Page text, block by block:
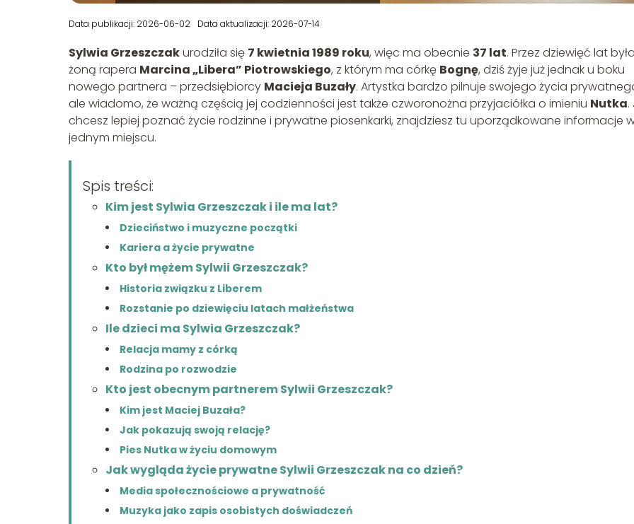
Data publikacji: 2026-06-02 Data aktualizacji: 2026-07-14
Sylwia Grzeszczakurodziła się 7 kwietnia 1989 roku, więc ma obecnie 37 lat. Przez dziewięć lat była
żoną rapera Marcina „Libera” Piotrowskiego, z którym ma córkę Bognę, dziś żyje już jednak u boku
nowego partnera – przedsiębiorcy Macieja Buzały. Artystka bardzo pilnuje swojego życia
ale wiadomo, że ważną częścią jej codzienności jest także czworonożna przyjaciółka o imieniu Nutka.
chcesz lepiej poznać życie rodzinne i prywatne piosenkarki, znajdziesz tu uporządkowane informacje
jednym miejscu.
Spis treści:
Kim jest Sylwia Grzeszczak i ile ma lat?
Dzieciństwo i muzyczne początki
Kariera a życie prywatne
Kto był mężem Sylwii Grzeszczak?
Historia związku z Liberem
Rozstanie po dziewięciu latach małżeństwa
Ile dzieci ma Sylwia Grzeszczak?
Relacja mamy z córką
Rodzina po rozwodzie
Kto jest obecnym partnerem Sylwii Grzeszczak?
Kim jest Maciej Buzała?
Jak pokazują swoją relację?
Pies Nutka w życiu domowym
Jak wygląda życie prywatne Sylwii Grzeszczak na co dzień?
Media społecznościowe a prywatność
Muzyka jako zapis osobistych doświadczeń